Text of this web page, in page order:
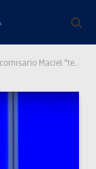
“teme por su vida”